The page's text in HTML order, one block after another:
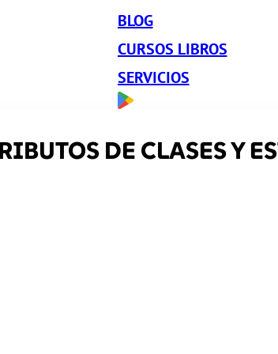
BLOG
CURSOS LIBROS
SERVICIOS
DE CLASES Y